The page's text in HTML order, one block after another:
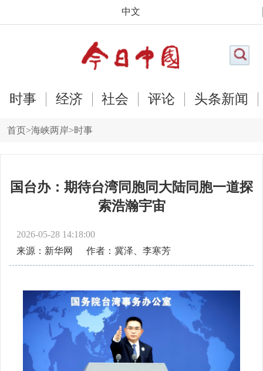
中文
时事 经济 社会 评论 头条新闻
首页>海峡两岸>时事
国台办：期待台湾同胞同大陆同胞一道探
索浩瀚宇宙
2026-05-28 14:18:00
来源：新华网
作者：冀泽、李寒芳